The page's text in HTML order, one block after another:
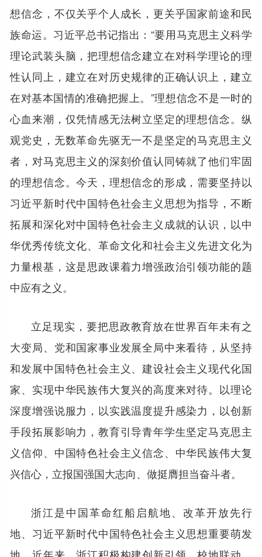
想信念，不仅关乎个人成长，更关乎国家前途和民
族命运。习近平总书记指出：“要用马克思主义科学
理论武装头脑，把理想信念建立在对科学理论的理
性认同上，建立在对历史规律的正确认识上，建立
在对基本国情的准确把握上。”理想信念不是一时的
心血来潮，仅凭情感无法树立坚定的理想信念。纵
观党史，无数革命先驱无一不是坚定的马克思主义
者，对马克思主义的深刻价值认同铸就了他们牢固
的理想信念。今天，理想信念的形成，需要坚持以
习近平新时代中国特色社会主义思想为指导，不断
拓展和深化对中国特色社会主义成就的认识，以中
华优秀传统文化、革命文化和社会主义先进文化为
力量根基，这是思政课着力增强政治引领功能的题
中应有之义。
立足现实，要把思政教育放在世界百年未有之
大变局、党和国家事业发展全局中来看待，从坚持
和发展中国特色社会主义、建设社会主义现代化国
家、实现中华民族伟大复兴的高度来对待。以理论
深度增强说服力，以实践温度提升感染力，以创新
手段拓展影响力，教育引导青年学生坚定马克思主
义信仰、中国特色社会主义信念、中华民族伟大复
兴信心，立报国强国大志向、做挺膺担当奋斗者。
浙江是中国革命红船启航地、改革开放先行
地、习近平新时代中国特色社会主义思想重要萌发
地。近年来，浙江积极构建创新引领、校地联动、